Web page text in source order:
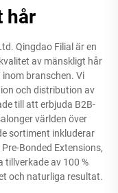
hår
Qingdao Filial är en
av mänskligt hår
branschen. Vi
och distribution av
till att erbjuda B2B-
världen över
sortiment inkluderar
Bonded Extensions,
tillverkade av 100 %
och naturliga resultat.